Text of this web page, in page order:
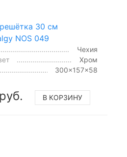
30 см
NOS 049
Чехия
Хром
300x157x58
В КОРЗИНУ